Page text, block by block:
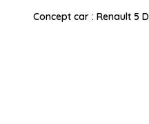
Concept car : Renault 5